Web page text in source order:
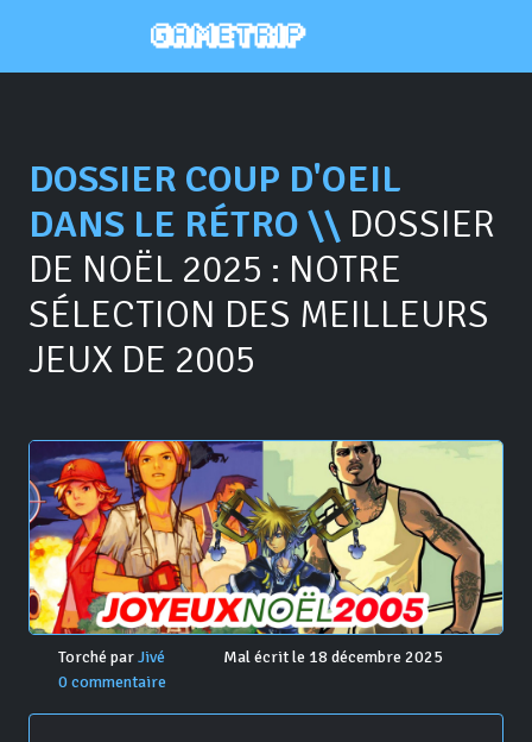
DOSSIER COUP D'OEIL
DANS LE RÉTRO \\ DOSSIER
DE NOËL 2025 : NOTRE
SÉLECTION DES MEILLEURS
JEUX DE 2005
Torché parJivé
Mal écrit le 18 décembre 2025
0 commentaire